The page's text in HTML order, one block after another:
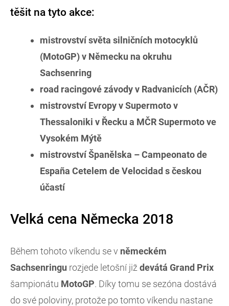
těšit na tyto akce:
mistrovství světa silničních motocyklů
(MotoGP) v Německu na okruhu
Sachsenring
road racingové závody v Radvanicích (AČR)
mistrovství Evropy v Supermoto v
Thessaloniki v Řecku a MČR Supermoto ve
Vysokém Mýtě
mistrovství Španělska – Campeonato de
España Cetelem de Velocidad s českou
účastí
Velká cena Německa 2018
Během tohoto víkendu se v německém
Sachsenringu rozjede letošní již devátá Grand Prix
šampionátu MotoGP. Díky tomu se sezóna dostává
do své poloviny, protože po tomto víkendu nastane